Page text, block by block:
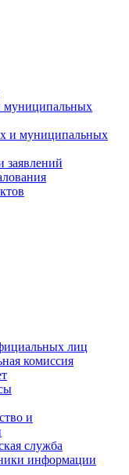
муниципальных
и муниципальных
заявлений
лиц
комиссия
и
служба
информации